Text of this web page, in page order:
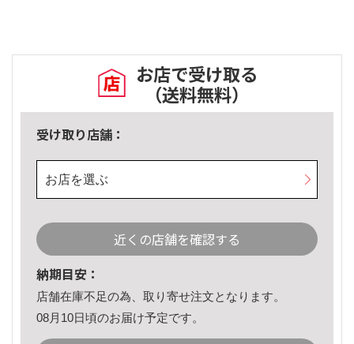
お店で受け取る
（送料無料）
受け取り店舗：
お店を選ぶ
近くの店舗を確認する
納期目安：
店舗在庫不足の為、取り寄せ注文となります。
08月10日頃のお届け予定です。